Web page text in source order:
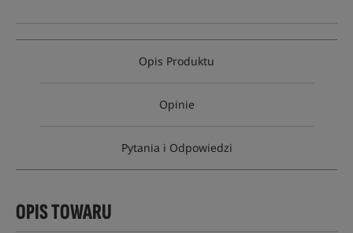
Opis Produktu
Opinie
Pytania i Odpowiedzi
OPIS TOWARU